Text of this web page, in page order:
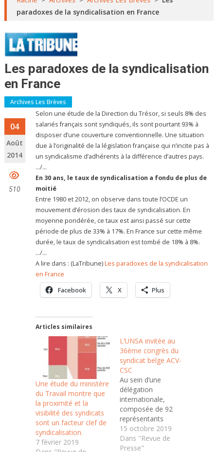
paradoxes de la syndicalisation en France
Les paradoxes de la syndicalisation
en France
Archives Les Brèves
04
Août
2014
510
Selon une étude de la Direction du Trésor, si seuls 8% des
salariés français sont syndiqués, ils sont pourtant 93% à
disposer d’une couverture conventionnelle. Une situation
due à l’originalité de la législation française qui n’incite pas à
un syndicalisme d’adhérents à la différence d’autres pays.
…/…
En 30 ans, le taux de syndicalisation a fondu de plus de
moitié
Entre 1980 et 2012, on observe dans toute l’OCDE un
mouvement d’érosion des taux de syndicalisation. En
moyenne pondérée, ce taux est ainsi passé sur cette
période de plus de 33% à 17%. En France sur cette même
durée, le taux de syndicalisation est tombé de 18% à 8%.
…/…
A lire dans : (LaTribune)Les paradoxes de la syndicalisation
en France
Facebook X Plus
Articles similaires
Une étude du ministère
du Travail montre que
la proximité et la
visibilité des syndicats
sont un facteur clef de
syndicalisation.
7 février 2019
L’UNSA invitée au
36ème congrès du
syndicat belge ACV-
CSC
Au sein d’une
délégation
internationale,
composée de 92
représentants
provenant de 45 pays
Rachel Brishoual,
Secrétaire nationale en
15 octobre 2019
Dans "Revue de
Presse"